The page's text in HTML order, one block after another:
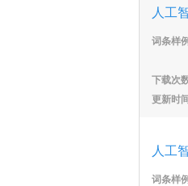
人工
词条样
下载次
更新时
人工
词条样